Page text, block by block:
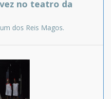
no teatro da
dos Reis Magos.